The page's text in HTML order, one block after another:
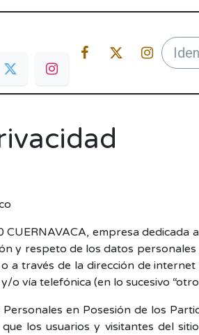
Denuncia Ciudadana
CUERNAVACA, empresa
y respeto de los datos
través de la dirección de internet
o vía telefónica (en lo sucesivo
en Posesión de los
los usuarios y visitantes del